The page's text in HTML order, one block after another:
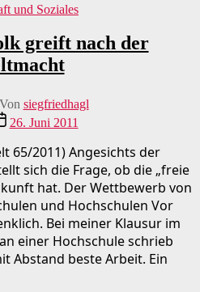
Kategorien
und Soziales
greift nach der
Von siegfriedhagl
26. Juni 2011
65/2011) Angesichts der
sich die Frage, ob die „freie
hat. Der Wettbewerb von
und Hochschulen Vor
Bei meiner Klausur im
einer Hochschule schrieb
Abstand beste Arbeit. Ein